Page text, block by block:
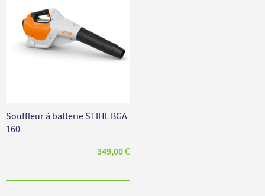
Souffleur à batterie STIHL BGA
160
349,00 €